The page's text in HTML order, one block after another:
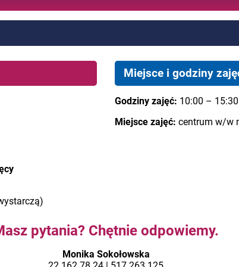
Miejsce i godziny
Godziny zajęć: 10:00 – 15:30
Miejsce zajęć: centrum w/w
pytania? Chętnie odpowiemy.
Monika Sokołowska